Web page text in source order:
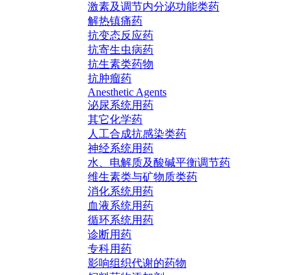
激素及调节内分泌功能类药
解热镇痛药
抗变态反应药
抗寄生虫病药
抗生素类药物
抗肿瘤药
Anesthetic Agents
泌尿系统用药
其它化学药
人工合成抗感染类药
神经系统用药
水、电解质及酸碱平衡调节药
维生素类与矿物质类药
消化系统用药
血液系统用药
循环系统用药
诊断用药
专科用药
影响组织代谢的药物